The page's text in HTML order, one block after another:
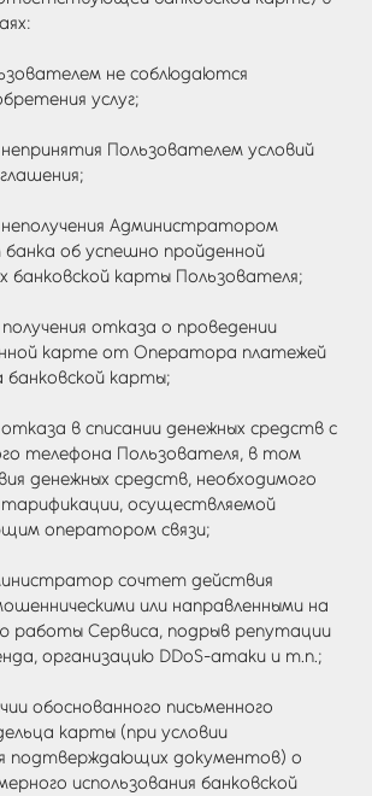
не соблюдаются
услуг;
непринятия Пользователем условий
неполучения Администратором
об успешно пройденной
банковской карты Пользователя;
получения отказа о проведении
карте от Оператора платежей
карты;
отказа в списании денежных средств с
телефона Пользователя, в том
денежных средств, необходимого
тарификации, осуществляемой
оператором связи;
сочтет действия
или направленными на
работы Сервиса, подрыв репутации
организацию DDoS-атаки и т.п.;
обоснованного письменного
карты (при условии
подтверждающих документов) о
использования банковской